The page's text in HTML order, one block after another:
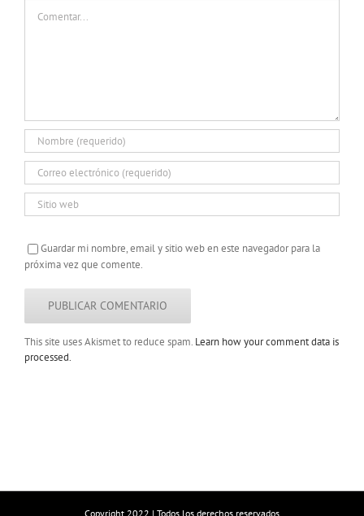
Guardar mi nombre, email y sitio web en este navegador para la
próxima vez que comente.
This site uses Akismet to reduce spam. Learn how your comment data is
processed.
Copyright 2022 | Todos los derechos reservados